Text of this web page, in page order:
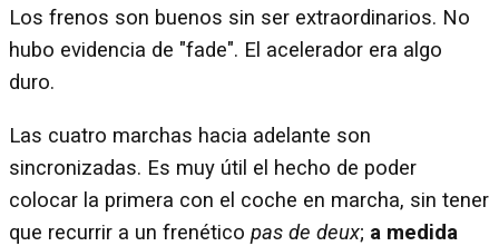
Los frenos son buenos sin ser extraordinarios. No
hubo evidencia de "fade". El acelerador era algo
duro.
Las cuatro marchas hacia adelante son
sincronizadas. Es muy útil el hecho de poder
colocar la primera con el coche en marcha, sin tener
que recurrir a un frenético pas de deux; a medida